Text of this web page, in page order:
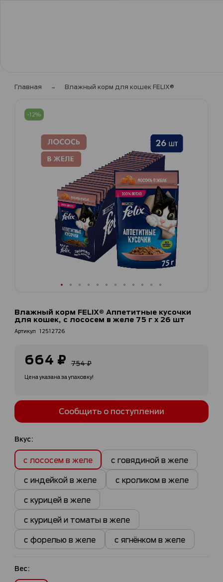
Главная Влажный корм для кошек FELIX®
-12%
перейти
галереям
изображений
началу
галереи
изображений
Влажный корм FELIX® Аппетитные кусочки
для кошек, с лососем в желе 75 г х 26 шт
Артикул 12512726
Специальная
664 ₽ 754 ₽
Цена указана за упаковку!
Сообщить о поступлении
Вкус:
с лососем в желе
с говядиной в желе
с индейкой в желе
с кроликом в желе
с курицей в желе
с курицей и томаты в желе
с форелью в желе
с ягнёнком в желе
Вес: